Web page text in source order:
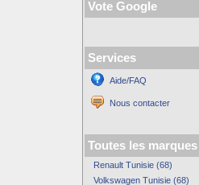
Vote Google
Services
Aide/FAQ
Nous contacter
Toutes les marques
Renault Tunisie (68)
Volkswagen Tunisie (68)